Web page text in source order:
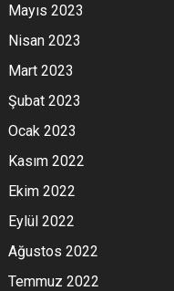
Mayıs 2023
Nisan 2023
Mart 2023
Şubat 2023
Ocak 2023
Kasım 2022
Ekim 2022
Eylül 2022
Ağustos 2022
Temmuz 2022